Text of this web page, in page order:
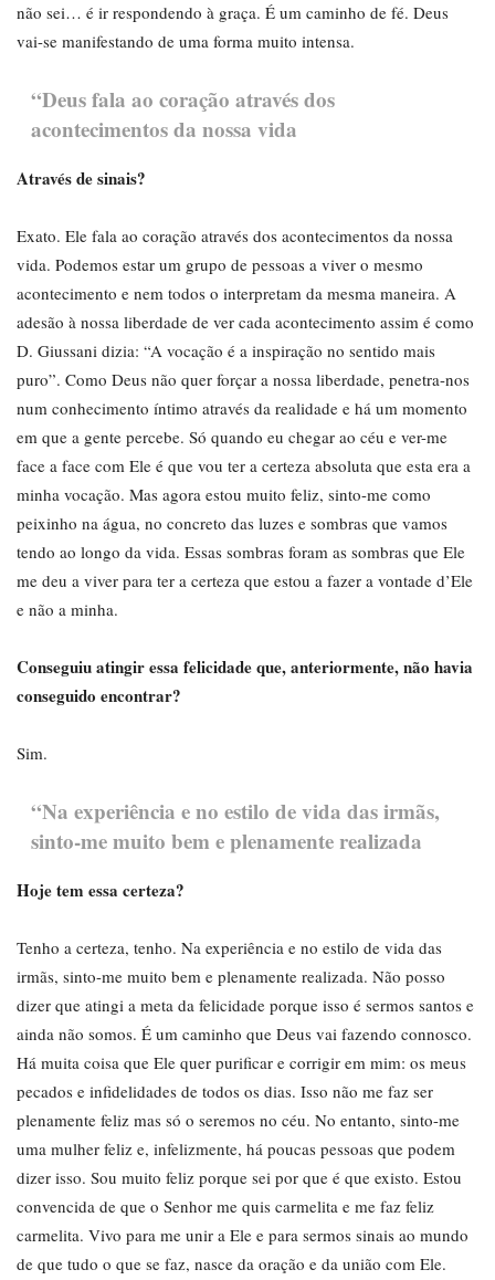
não sei… é ir respondendo à graça. É um caminho de fé. Deus
vai-se manifestando de uma forma muito intensa.
“Deus fala ao coração através dos
acontecimentos da nossa vida
Através de sinais?
Exato. Ele fala ao coração através dos acontecimentos da nossa
vida. Podemos estar um grupo de pessoas a viver o mesmo
acontecimento e nem todos o interpretam da mesma maneira. A
adesão à nossa liberdade de ver cada acontecimento assim é como
D. Giussani dizia: “A vocação é a inspiração no sentido mais
puro”. Como Deus não quer forçar a nossa liberdade, penetra-nos
num conhecimento íntimo através da realidade e há um momento
em que a gente percebe. Só quando eu chegar ao céu e ver-me
face a face com Ele é que vou ter a certeza absoluta que esta era a
minha vocação. Mas agora estou muito feliz, sinto-me como
peixinho na água, no concreto das luzes e sombras que vamos
tendo ao longo da vida. Essas sombras foram as sombras que Ele
me deu a viver para ter a certeza que estou a fazer a vontade d’Ele
e não a minha.
Conseguiu atingir essa felicidade que, anteriormente, não havia
conseguido encontrar?
Sim.
“Na experiência e no estilo de vida das irmãs,
sinto-me muito bem e plenamente realizada
Hoje tem essa certeza?
Tenho a certeza, tenho. Na experiência e no estilo de vida das
irmãs, sinto-me muito bem e plenamente realizada. Não posso
dizer que atingi a meta da felicidade porque isso é sermos santos e
ainda não somos. É um caminho que Deus vai fazendo connosco.
Há muita coisa que Ele quer purificar e corrigir em mim: os meus
pecados e infidelidades de todos os dias. Isso não me faz ser
plenamente feliz mas só o seremos no céu. No entanto, sinto-me
uma mulher feliz e, infelizmente, há poucas pessoas que podem
dizer isso. Sou muito feliz porque sei por que é que existo. Estou
convencida de que o Senhor me quis carmelita e me faz feliz
carmelita. Vivo para me unir a Ele e para sermos sinais ao mundo
de que tudo o que se faz, nasce da oração e da união com Ele.